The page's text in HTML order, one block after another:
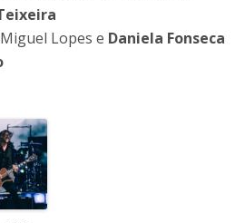
Lopes e Daniela Fonseca